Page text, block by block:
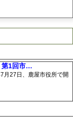
第1回市…
月27日、鹿屋市役所で開